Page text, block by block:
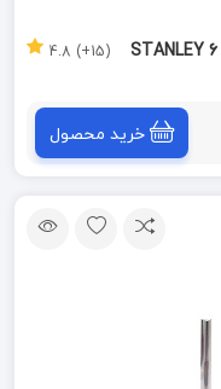
(15+) 4.8
خرید محصول